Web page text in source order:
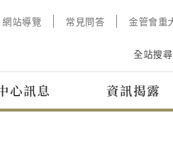
網站導覽 常見問答 金管會重
全站搜尋
心訊息 資訊揭露